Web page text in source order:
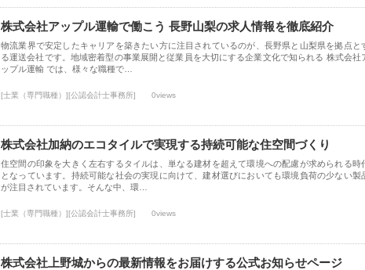
株式会社アップル運輸で働こう 長野山梨の求人情報を徹底紹介
物流業界で安定したキャリアを築きたい方に注目されているのが、長野県と山梨県を拠点と
る運送会社です。地域密着型の事業展開と従業員を大切にする企業文化で知られる 株式会社
ップル運輸 では、様々な職種で…
[士業（専門職種）][公認会計士事務所] 0views
株式会社加納のエコタイルで実現する持続可能な住空間づくり
住空間の印象を大きく左右するタイルは、単なる建材を超えて環境への配慮が求められる時
となっています。持続可能な社会の実現に向けて、建材選びにおいても環境負荷の少ない製
が注目されています。そんな中、環…
[士業（専門職種）][公認会計士事務所] 0views
株式会社上野城からの最新情報をお届けする公式お知らせページ